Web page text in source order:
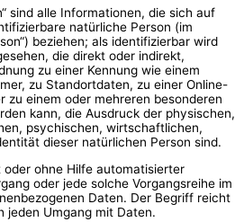
sind alle Informationen, die sich auf
natürliche Person (im
beziehen; als identifizierbar wird
die direkt oder indirekt,
zu einer Kennung wie einem
zu Standortdaten, zu einer Online-
zu einem oder mehreren besonderen
kann, die Ausdruck der physischen,
psychischen, wirtschaftlichen,
dieser natürlichen Person sind.
oder ohne Hilfe automatisierter
oder jede solche Vorgangsreihe im
Daten. Der Begriff reicht
jeden Umgang mit Daten.